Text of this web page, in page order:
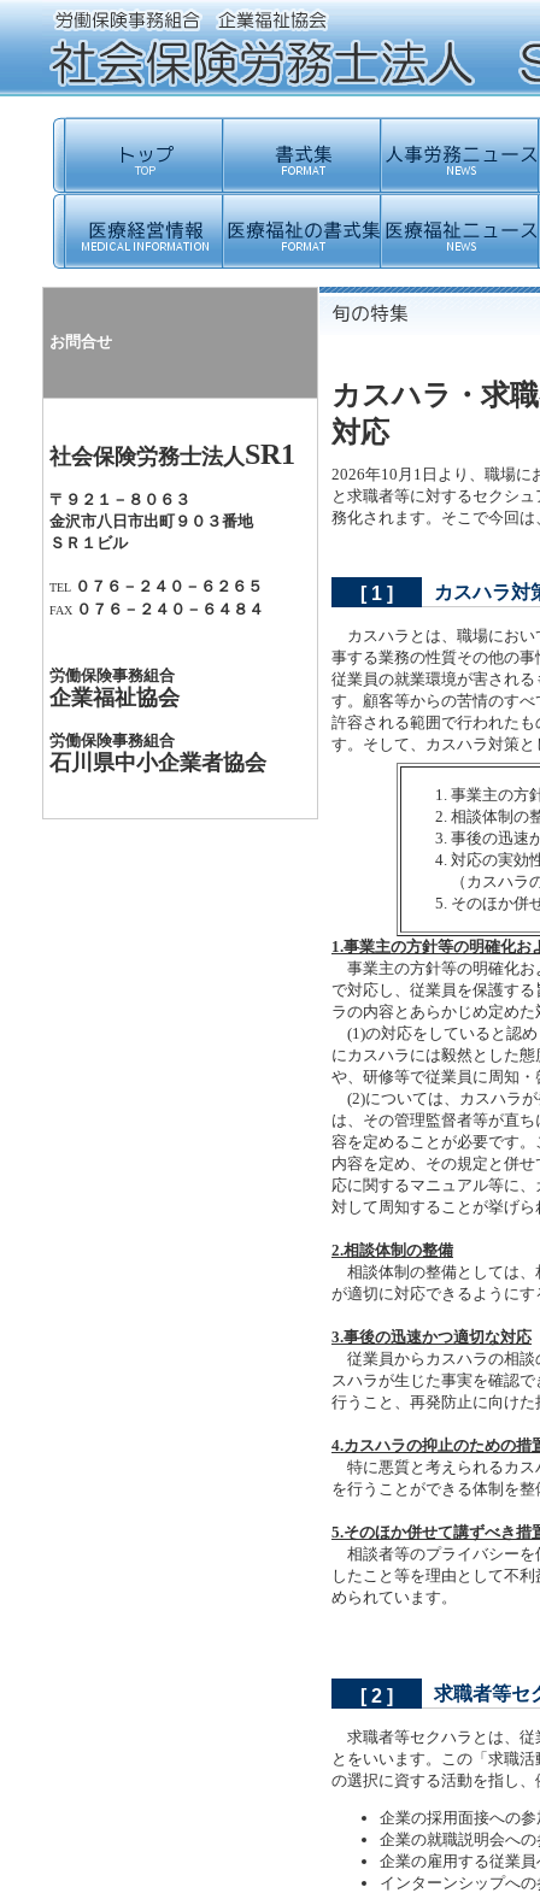
カスハラ・求
対応
2026年10月1日より、職場
と求職者等に対するセクシ
務化されます。そこで今回
[ 1 ] カスハラ対
カスハラとは、職場におい
事する業務の性質その他の
従業員の就業環境が害され
す。顧客等からの苦情のす
許容される範囲で行われた
す。そして、カスハラ対策
事業主の方
相談体制の
事後の迅速
対応の実効
（カスハラ
そのほか併
1.事業主の方針等の明確化お
事業主の方針等の明確化お
で対応し、従業員を保護す
ラの内容とあらかじめ定め
(1)の対応をしていると認
にカスハラには毅然とした
や、研修等で従業員に周知
(2)については、カスハラ
は、その管理監督者等が直
容を定めることが必要です
内容を定め、その規定と併
応に関するマニュアル等に
対して周知することが挙げら
2.相談体制の整備
相談体制の整備としては、
が適切に対応できるように
3.事後の迅速かつ適切な対応
従業員からカスハラの相談
スハラが生じた事実を確認
行うこと、再発防止に向け
4.カスハラの抑止のための措
特に悪質と考えられるカス
を行うことができる体制を
5.そのほか併せて講ずべき措
相談者等のプライバシーを
したこと等を理由として不
められています。
[ 2 ] 求職者等セ
求職者等セクハラとは、従
とをいいます。この「求職
の選択に資する活動を指し
企業の採用面接への参
企業の就職説明会への
企業の雇用する従業
インターンシップへの
お問合せ
社会保険労務士法人SR1
〒９２１－８０６３
金沢市八日市出町９０３番地
ＳＲ１ビル
TEL ０７６－２４０－６２６５
FAX ０７６－２４０－６４８４
労働保険事務組合
企業福祉協会
労働保険事務組合
石川県中小企業者協会